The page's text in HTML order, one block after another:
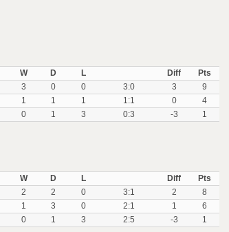
W D L Diff
Pts
3 0 0 3:0 3
9
1 1 1 1:1 0
4
0 1 3 0:3 -3 1
W D L Diff
Pts
2 2 0 3:1 2
8
1 3 0 2:1 1
6
0 1 3 2:5 -3 1